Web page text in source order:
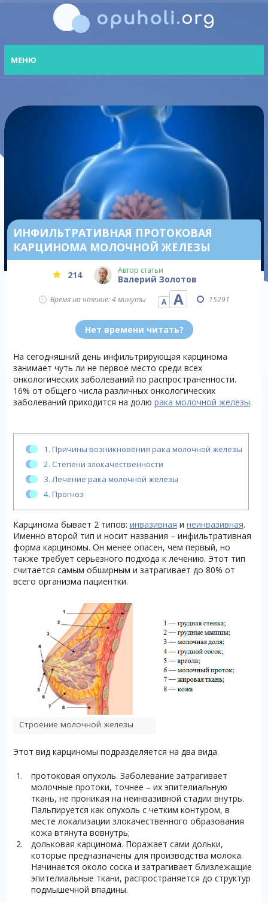
МЕНЮ
ИНФИЛЬТРАТИВНАЯ ПРОТОКОВАЯ
КАРЦИНОМА МОЛОЧНОЙ ЖЕЛЕЗЫ
214 Автор статьи
Валерий Золотов
Время на чтение: 4 минуты А А 15291
Нет времени читать?
На сегодняшний день инфильтрирующая карцинома
занимает чуть ли не первое место среди всех
онкологических заболеваний по распространенности.
16% от общего числа различных онкологических
заболеваний приходится на долю рака молочной железы.
1. Причины возникновения рака молочной железы
2. Степени злокачественности
3. Лечение рака молочной железы
4. Прогноз
Карцинома бывает 2 типов: инвазивная и неинвазивная.
Именно второй тип и носит названия – инфильтративная
форма карциномы. Он менее опасен, чем первый, но
также требует серьезного подхода к лечению. Этот тип
считается самым обширным и затрагивает до 80% от
всего организма пациентки.
Строение молочной железы
Этот вид карциномы подразделяется на два вида.
протоковая опухоль. Заболевание затрагивает
молочные протоки, точнее – их эпителиальную
ткань, не проникая на неинвазивной стадии внутрь.
Пальпируется как опухоль с четким контуром, в
месте локализации злокачественного образования
кожа втянута вовнутрь;
дольковая карцинома. Поражает сами дольки,
которые предназначены для производства молока.
Начинается около соска и затрагивает близлежащие
эпителиальные ткани, распространяется до структур
подмышечной впадины.